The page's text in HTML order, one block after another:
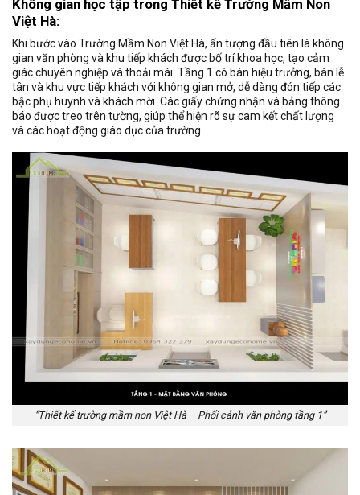
Không gian học tập trong Thiết kế Trường Mầm Non
Việt Hà:
Khi bước vào Trường Mầm Non Việt Hà, ấn tượng đầu tiên là không
gian văn phòng và khu tiếp khách được bố trí khoa học, tạo cảm
giác chuyên nghiệp và thoải mái. Tầng 1 có bàn hiệu trưởng, bàn lễ
tân và khu vực tiếp khách với không gian mở, dễ dàng đón tiếp các
bậc phụ huynh và khách mời. Các giấy chứng nhận và bảng thông
báo được treo trên tường, giúp thể hiện rõ sự cam kết chất lượng
và các hoạt động giáo dục của trường.
“Thiết kế trường mầm non Việt Hà – Phối cảnh văn phòng tầng 1”